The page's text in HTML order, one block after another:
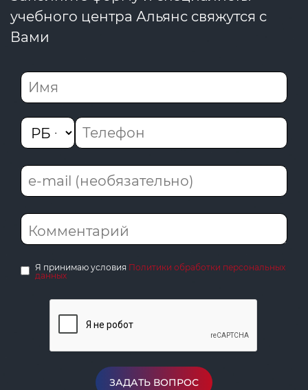
учебного центра Альянс свяжутся с
Вами
Я принимаю условия Политики обработки персональных
данных
ЗАДАТЬ ВОПРОС